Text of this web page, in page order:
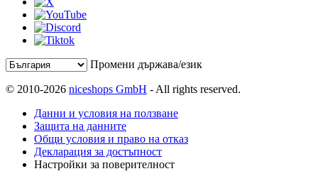
Промени държава/език
© 2010-2026 niceshops GmbH - All rights reserved.
Данни и условия на ползване
Защита на данните
Общи условия и право на отказ
Декларация за достъпност
Настройки за поверителност